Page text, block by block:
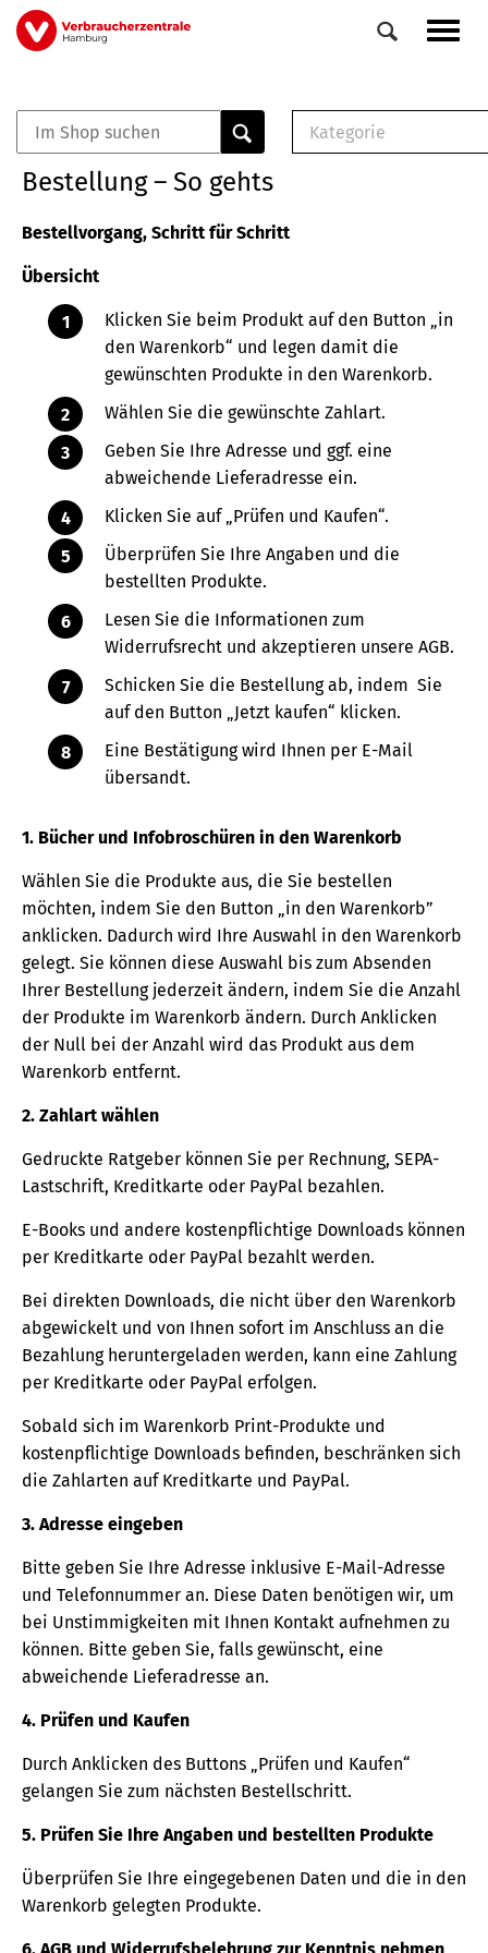
Direkt
zum
Veranstaltungen
0
Elemente
Kategorie
Buch
Bestellung – So gehts
Bestellvorgang, Schritt für Schritt
Übersicht
Klicken Sie beim Produkt auf den Button „in
den Warenkorb“ und legen damit die
gewünschten Produkte in den Warenkorb.
Wählen Sie die gewünschte Zahlart.
Geben Sie Ihre Adresse und ggf. eine
abweichende Lieferadresse ein.
Klicken Sie auf „Prüfen und Kaufen“.
Überprüfen Sie Ihre Angaben und die
bestellten Produkte.
Lesen Sie die Informationen zum
Widerrufsrecht und akzeptieren unsere AGB.
Schicken Sie die Bestellung ab, indem Sie
auf den Button „Jetzt kaufen“ klicken.
Eine Bestätigung wird Ihnen per E-Mail
übersandt.
1. Bücher und Infobroschüren in den Warenkorb
Wählen Sie die Produkte aus, die Sie bestellen
möchten, indem Sie den Button „in den Warenkorb”
anklicken. Dadurch wird Ihre Auswahl in den Warenkorb
gelegt. Sie können diese Auswahl bis zum Absenden
Ihrer Bestellung jederzeit ändern, indem Sie die Anzahl
der Produkte im Warenkorb ändern. Durch Anklicken
der Null bei der Anzahl wird das Produkt aus dem
Warenkorb entfernt.
2. Zahlart wählen
Gedruckte Ratgeber können Sie per Rechnung, SEPA-
Lastschrift, Kreditkarte oder PayPal bezahlen.
E-Books und andere kostenpflichtige Downloads können
per Kreditkarte oder PayPal bezahlt werden.
Bei direkten Downloads, die nicht über den Warenkorb
abgewickelt und von Ihnen sofort im Anschluss an die
Bezahlung heruntergeladen werden, kann eine Zahlung
per Kreditkarte oder PayPal erfolgen.
Sobald sich im Warenkorb Print-Produkte und
kostenpflichtige Downloads befinden, beschränken sich
die Zahlarten auf Kreditkarte und PayPal.
3. Adresse eingeben
Bitte geben Sie Ihre Adresse inklusive E-Mail-Adresse
und Telefonnummer an. Diese Daten benötigen wir, um
bei Unstimmigkeiten mit Ihnen Kontakt aufnehmen zu
können. Bitte geben Sie, falls gewünscht, eine
abweichende Lieferadresse an.
4. Prüfen und Kaufen
Durch Anklicken des Buttons „Prüfen und Kaufen“
gelangen Sie zum nächsten Bestellschritt.
5. Prüfen Sie Ihre Angaben und bestellten Produkte
Überprüfen Sie Ihre eingegebenen Daten und die in den
Warenkorb gelegten Produkte.